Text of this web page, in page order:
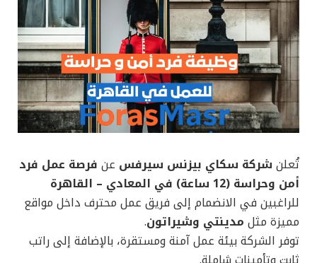
تُعلن شركة سكاي بيزنس سيرفس عن فرصة عمل فرد
أمن وحراسة (12 ساعة) في المعادي – القاهرة
للراغبين في الانضمام إلى فريق عمل محترف داخل مواقع
مميزة مثل مدينتي وشيراتون.
توفر الشركة بيئة عمل آمنة ومستقرة، بالإضافة إلى راتب